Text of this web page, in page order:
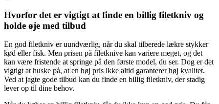
Hvorfor det er vigtigt at finde en billig filetkniv og
holde øje med tilbud
En god filetkniv er uundværlig, når du skal tilberede lækre stykker
kød eller fisk. Men prisen på filetknive kan variere meget, og det
kan være fristende at springe på den første model, du ser. Dog er det
vigtigt at huske på, at en høj pris ikke altid garanterer høj kvalitet.
Ved at jagte gode tilbud kan du finde en billig filetkniv, der stadig
lever op til dine behov.